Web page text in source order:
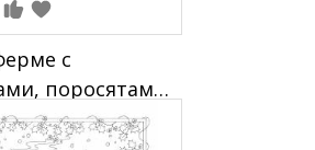
с
поросятами,